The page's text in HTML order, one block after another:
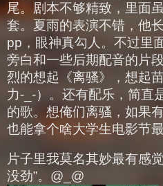
尾。剧本不够精致，里面
套。夏雨的表演不错，他
pp，眼神真勾人。不过里
旁白和一些后期配音的片
烈的想起《离骚》，想起
力-_-）。还有配乐，简直
的歌。想俺们离骚，如果
也能拿个啥大学生电影节
片子里我莫名其妙最有感
没劲”。@_@